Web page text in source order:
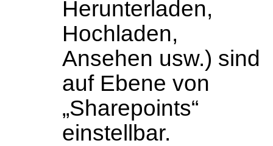
Herunterladen,
Hochladen,
Ansehen usw.) sind
auf Ebene von
„Sharepoints“
einstellbar.